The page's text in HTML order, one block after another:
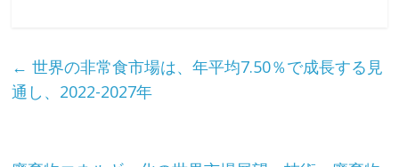
← 世界の非常食市場は、年平均7.50％で成長する見
通し、2022-2027年